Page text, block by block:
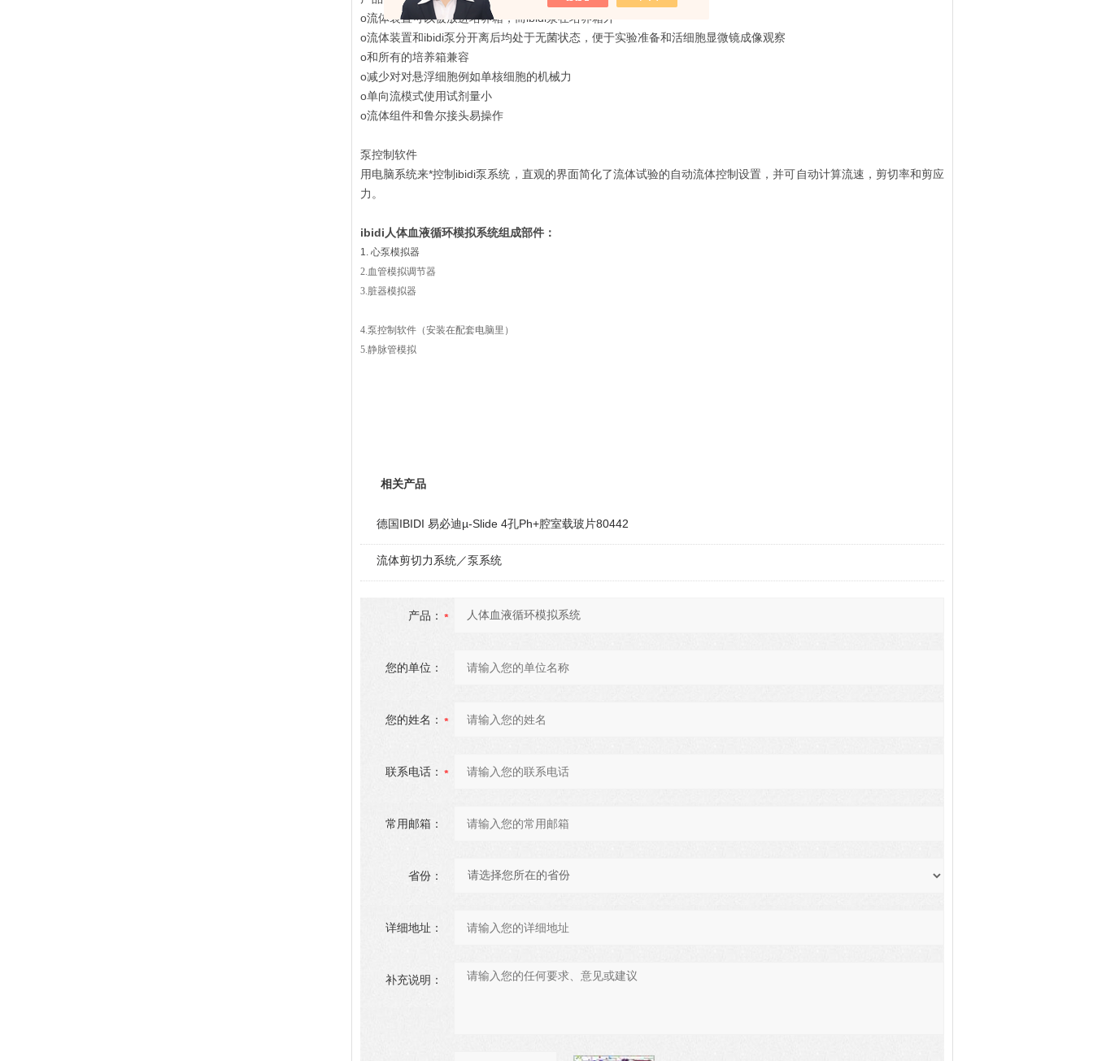
o流体装置可以被放进培养箱，而ibidi泵在培养箱外
o流体装置和ibidi泵分开离后均处于无菌状态，便于实验准备和活细胞显微镜成像观察
o和所有的培养箱兼容
o减少对对悬浮细胞例如单核细胞的机械力
o单向流模式使用试剂量小
o流体组件和鲁尔接头易操作
泵控制软件
用电脑系统来*控制ibidi泵系统，直观的界面简化了流体试验的自动流体控制设置，并可自动计算流速，剪切率和剪应
力。
ibidi 人体血液循环模拟系统组成部件：
1. 心泵模拟器
2.血管模拟调节器
3.脏器模拟器
4.泵控制软件（安装在配套电脑里）
5.静脉管模拟
相关产品
德国IBIDI 易必迪µ-Slide 4孔Ph+腔室载玻片80442
流体剪切力系统／泵系统
产品：
您的单位：
您的姓名：
联系电话：
常用邮箱：
省份：
详细地址：
补充说明：